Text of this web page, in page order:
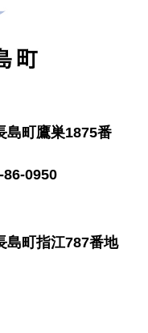
島町鷹巣1875番
86-0950
島町指江787番地